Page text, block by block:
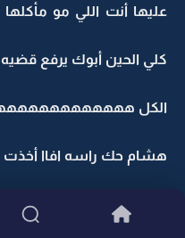
عليها أنت اللي مو
كلي الحين أبوك يرفع قضيه
الكل
هشام حك راسه افاا أخذت
ام سامي ابتسمت الغلا لكم